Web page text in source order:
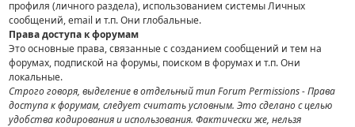
профиля (личного раздела), использованием системы Личных
сообщений, email и т.п. Они глобальные.
Права доступа к форумам
Это основные права, связанные с созданием сообщений и тем на
форумах, подпиской на форумы, поиском в форумах и т.п. Они
локальные.
Строго говоря, выделение в отдельный тип Forum Permissions - Права
доступа к форумам, следует считать условным. Это сделано с целью
удобства кодирования и использования. Фактически же, нельзя